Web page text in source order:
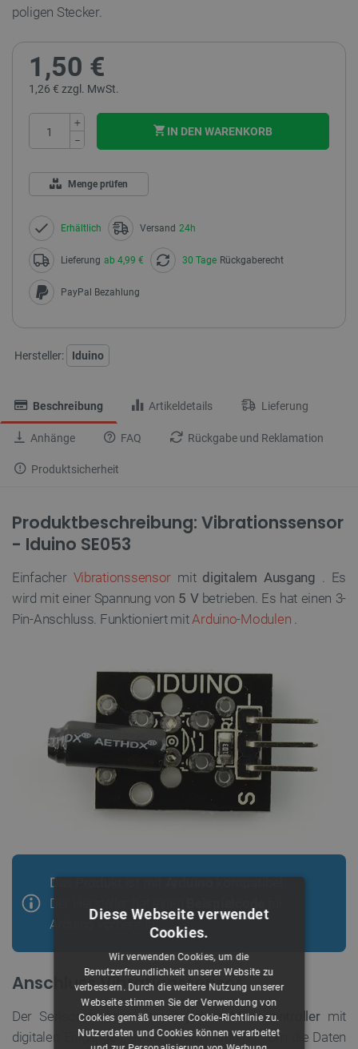
poligen Stecker.
1,50 €
1,26 € zzgl. MwSt.
+
−
IN DEN WARENKORB
Menge prüfen
Erhältlich Versand 24h
Lieferung ab 4,99 € 30 Tage Rückgaberecht
PayPal Bezahlung
Hersteller: Iduino
Beschreibung Artikeldetails Lieferung
Anhänge FAQ Rückgabe und Reklamation
Produktsicherheit
Produktbeschreibung: Vibrationssensor
- Iduino SE053
Einfacher Vibrationssensor mit digitalem Ausgang . Es
wird mit einer Spannung von 5 Vbetrieben. Es hat einen 3-
Pin-Anschluss. Funktioniert mit Arduino-Modulen
Das Produkt ist mit
Der Hersteller hat einen
Arduino vorbereitet.
Anschluss Vibrationssensor
Der Sensor funktioniert mitjedem Mikrocontrollermit
digitalen Eingängen, einschließlichArduino. Um die Daten
Diese Webseite verwendet
Cookies.
Wir verwenden Cookies, um die
Benutzerfreundlichkeit unserer Website zu
verbessern. Durch die weitere Nutzung unserer
Webseite stimmen Sie der Verwendung von
Cookies gemäß unserer Cookie-Richtlinie zu.
Nutzerdaten und Cookies können verarbeitet